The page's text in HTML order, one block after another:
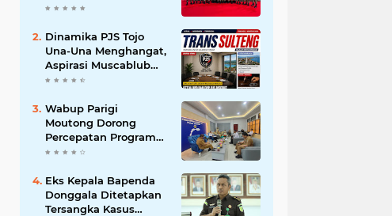
Juara I Lomba PSM TNI
TNI AD TA 2026
Dinamika PJS Tojo
Una-Una Menghangat,
Aspirasi Muscablub
Menguat di Tengah
Penunjukan Plt Ketua
Wabup Parigi
Moutong Dorong
Percepatan Program
Tim Patriot
untuk Kembangkan
Potensi Daerah
Eks Kepala Bapenda
Donggala Ditetapkan
Tersangka Kasus